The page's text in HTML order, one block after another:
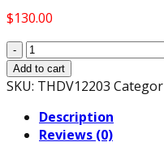
$130.00
Tượng
Cóc
Ba
Cóc
Ngậm
Add to cart
SKU: THDV12203
Description
Reviews (0)